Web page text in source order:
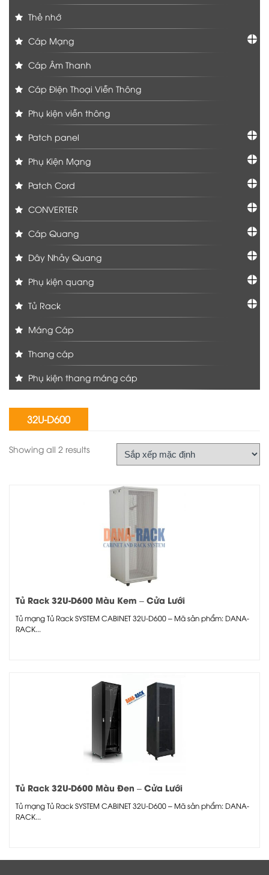
Thẻ nhớ
Cáp Mạng
Cáp Âm Thanh
Cáp Điện Thoại Viễn Thông
Phụ kiện viễn thông
Patch panel
Phụ Kiện Mạng
Patch Cord
CONVERTER
Cáp Quang
Dây Nhảy Quang
Phụ kiện quang
Tủ Rack
Máng Cáp
Thang cáp
Phụ kiện thang máng cáp
32U-D600
Showing all 2 results
Tủ Rack 32U-D600 Màu Kem – Cửa Lưới
Tủ mạng Tủ Rack SYSTEM CABINET 32U-D600 – Mã sản phẩm: DANA-
RACK...
Tủ Rack 32U-D600 Màu Đen – Cửa Lưới
Tủ mạng Tủ Rack SYSTEM CABINET 32U-D600 – Mã sản phẩm: DANA-
RACK...